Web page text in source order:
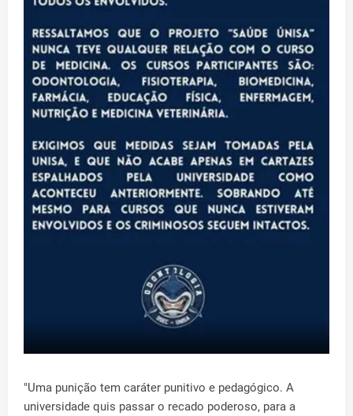
"Uma punição tem caráter punitivo e pedagógico. A
universidade quis passar o recado poderoso, para a